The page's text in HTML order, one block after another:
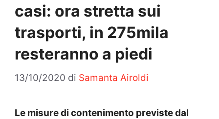
casi: ora stretta sui
trasporti, in 275mila
resteranno a piedi
13/10/2020 di Samanta Airoldi
Le misure di contenimento previste dal